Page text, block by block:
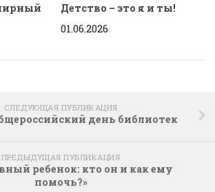
Детство – это я и ты!
01.06.2026
СЛЕДУЮЩАЯ ПУБЛИКАЦИЯ
день библиотек
ПРЕДЫДУЩАЯ ПУБЛИКАЦИЯ
ребенок: кто он и как ему
помочь?»